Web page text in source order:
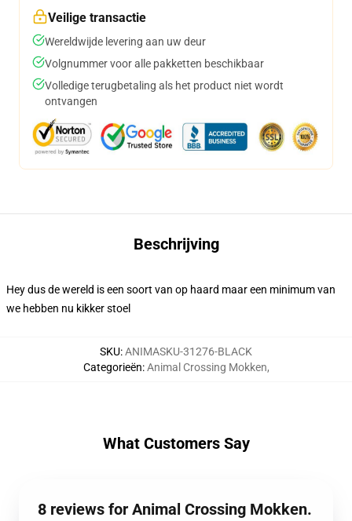
Veilige transactie
Wereldwijde levering aan uw deur
Volgnummer voor alle pakketten beschikbaar
Volledige terugbetaling als het product niet wordt
ontvangen
Beschrijving
Hey dus de wereld is een soort van op haard maar een minimum van
we hebben nu kikker stoel
SKU:ANIMASKU-31276-BLACK
Categorieën:Animal Crossing Mokken,
What Customers Say
8 reviews for Animal Crossing Mokken.